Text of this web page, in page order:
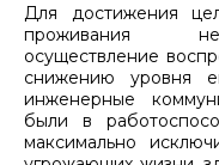
Для достижения
проживания
осуществление
снижению уровня
инженерные
были в
максимально